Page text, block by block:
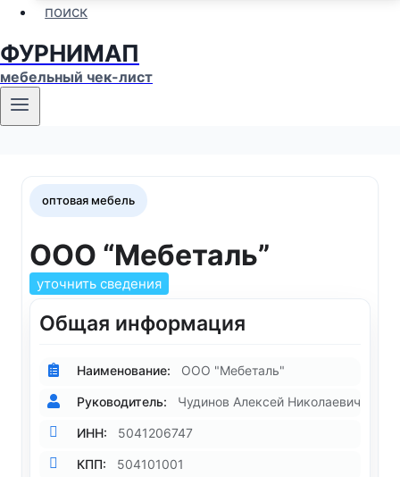
поиск
ФУРНИМАП
мебельный чек-лист
оптовая мебель
ООО “Мебеталь”
уточнить сведения
Общая информация
Наименование: ООО "Мебеталь"
Руководитель: Чудинов Алексей Николаевич
ИНН: 5041206747
КПП: 504101001